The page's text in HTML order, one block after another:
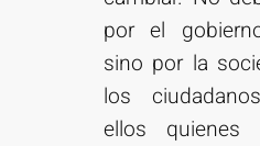
por el
sino por la
los
ellos quienes